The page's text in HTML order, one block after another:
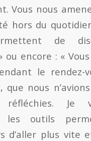
Vous nous
hors du
de
ou encore : «
le rendez-
que nous
réfléchies. Je
les outils
d’aller plus vite